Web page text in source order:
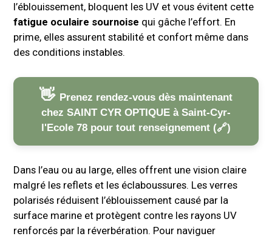
l’éblouissement, bloquent les UV et vous évitent cette
fatigue oculaire sournoise qui gâche l’effort. En
prime, elles assurent stabilité et confort même dans
des conditions instables.
Prenez rendez-vous dès maintenant
chez SAINT CYR OPTIQUE à Saint-Cyr-
l'Ecole 78 pour tout renseignement
Dans l’eau ou au large, elles offrent une vision claire
malgré les reflets et les éclaboussures. Les verres
polarisés réduisent l’éblouissement causé par la
surface marine et protègent contre les rayons UV
renforcés par la réverbération. Pour naviguer